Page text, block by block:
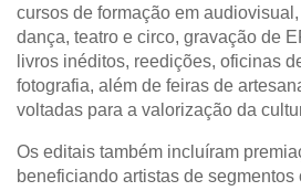
cursos de formação em
dança, teatro e circo, gravação de
livros inéditos, reedições, oficinas
fotografia, além de feiras de
voltadas para a valorização da
Os editais também incluíram
beneficiando artistas de